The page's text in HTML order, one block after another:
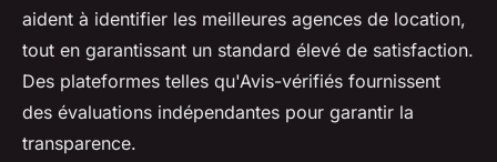
aident à identifier les meilleures agences de location,
tout en garantissant un standard élevé de satisfaction.
Des plateformes telles qu'Avis-vérifiés fournissent
des évaluations indépendantes pour garantir la
transparence.